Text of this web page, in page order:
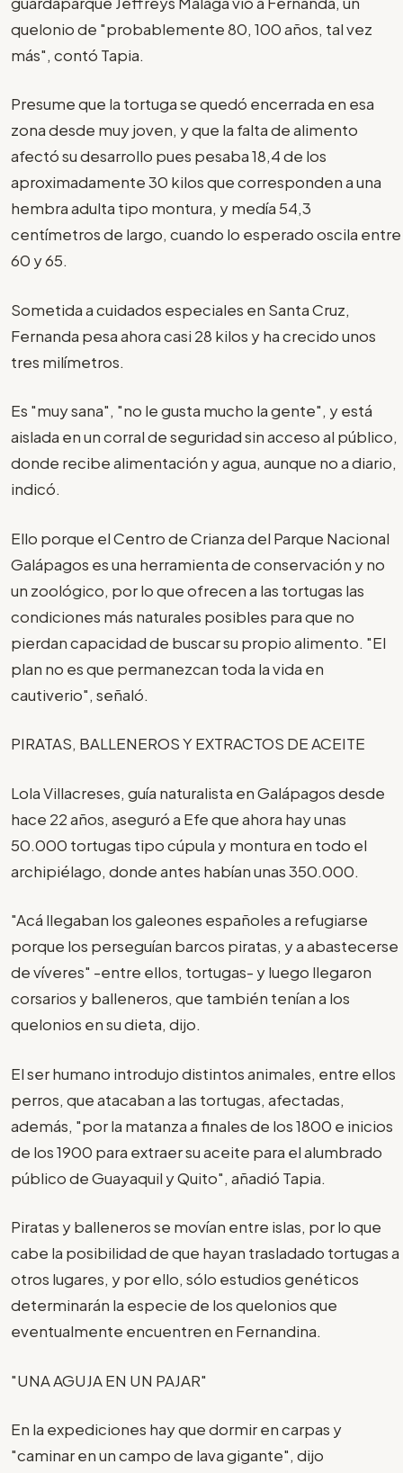
quelonio de "probablemente 80, 100 años, tal vez
más", contó Tapia.
Presume que la tortuga se quedó encerrada en esa
zona desde muy joven, y que la falta de alimento
afectó su desarrollo pues pesaba 18,4 de los
aproximadamente 30 kilos que corresponden a una
hembra adulta tipo montura, y medía 54,3
centímetros de largo, cuando lo esperado oscila entre
60 y 65.
Sometida a cuidados especiales en Santa Cruz,
Fernanda pesa ahora casi 28 kilos y ha crecido unos
tres milímetros.
Es "muy sana", "no le gusta mucho la gente", y está
aislada en un corral de seguridad sin acceso al público,
donde recibe alimentación y agua, aunque no a diario,
indicó.
Ello porque el Centro de Crianza del Parque Nacional
Galápagos es una herramienta de conservación y no
un zoológico, por lo que ofrecen a las tortugas las
condiciones más naturales posibles para que no
pierdan capacidad de buscar su propio alimento. "El
plan no es que permanezcan toda la vida en
cautiverio", señaló.
PIRATAS, BALLENEROS Y EXTRACTOS DE ACEITE
Lola Villacreses, guía naturalista en Galápagos desde
hace 22 años, aseguró a Efe que ahora hay unas
50.000 tortugas tipo cúpula y montura en todo el
archipiélago, donde antes habían unas 350.000.
"Acá llegaban los galeones españoles a refugiarse
porque los perseguían barcos piratas, y a abastecerse
de víveres" -entre ellos, tortugas- y luego llegaron
corsarios y balleneros, que también tenían a los
quelonios en su dieta, dijo.
El ser humano introdujo distintos animales, entre ellos
perros, que atacaban a las tortugas, afectadas,
además, "por la matanza a finales de los 1800 e inicios
de los 1900 para extraer su aceite para el alumbrado
público de Guayaquil y Quito", añadió Tapia.
Piratas y balleneros se movían entre islas, por lo que
cabe la posibilidad de que hayan trasladado tortugas a
otros lugares, y por ello, sólo estudios genéticos
determinarán la especie de los quelonios que
eventualmente encuentren en Fernandina.
"UNA AGUJA EN UN PAJAR"
En la expediciones hay que dormir en carpas y
"caminar en un campo de lava gigante", dijo